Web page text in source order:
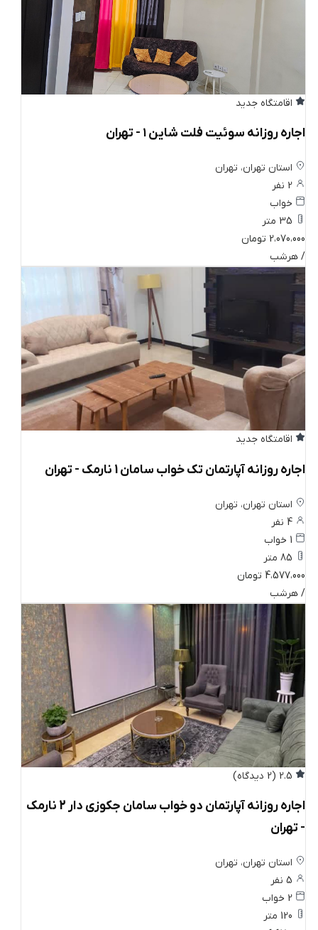
اقامتگاه جدید
اجاره روزانه سوئیت فلت شاین ۱ - تهران
استان تهران، تهران
خواب
2،070،000 تومان
/ هرشب
اقامتگاه جدید
اجاره روزانه آپارتمان تک خواب سامان 1 نارمک - تهران
استان تهران، تهران
4،577،000 تومان
/ هرشب
(2 دیدگاه)
اجاره روزانه آپارتمان دو خواب سامان جکوزی دار 2 نارمک
- تهران
استان تهران، تهران